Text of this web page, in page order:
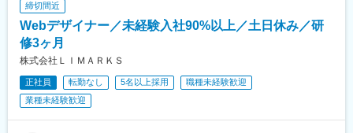
締切間近
Webデザイナー／未経験入社90%以上／土日休み／研
修3ヶ月
株式会社ＬＩＭＡＲＫＳ
正社員 転勤なし 5名以上採用
職種未経験歓迎
業種未経験歓迎